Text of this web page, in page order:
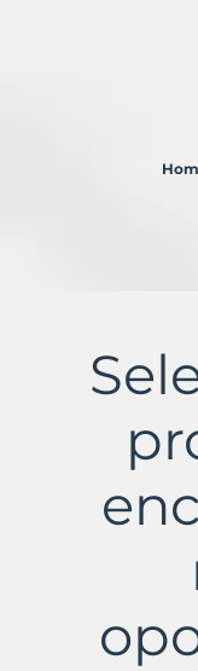
Murbalands